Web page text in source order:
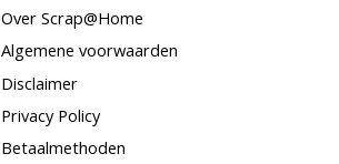
Over Scrap@Home
Algemene voorwaarden
Disclaimer
Privacy Policy
Betaalmethoden